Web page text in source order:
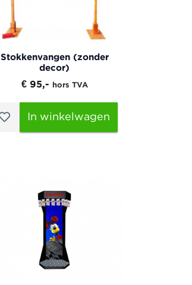
Stokkenvangen (zonder
decor)
€ 95,- hors TVA
In winkelwagen